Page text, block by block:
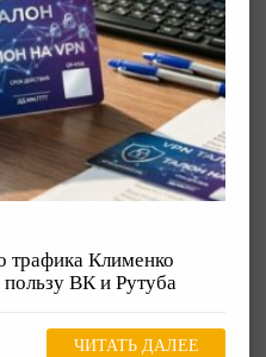
трафика Клименко
ВК и Рутуба
ЧИТАТЬ ДАЛЕЕ